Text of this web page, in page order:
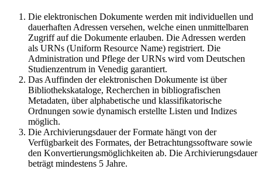
Die elektronischen Dokumente werden mit individuellen und
dauerhaften Adressen versehen, welche einen unmittelbaren
Zugriff auf die Dokumente erlauben. Die Adressen werden
als URNs (Uniform Resource Name) registriert. Die
Administration und Pflege der URNs wird vom Deutschen
Studienzentrum in Venedig garantiert.
Das Auffinden der elektronischen Dokumente ist über
Bibliothekskataloge, Recherchen in bibliografischen
Metadaten, über alphabetische und klassifikatorische
Ordnungen sowie dynamisch erstellte Listen und Indizes
möglich.
Die Archivierungsdauer der Formate hängt von der
Verfügbarkeit des Formates, der Betrachtungssoftware sowie
den Konvertierungsmöglichkeiten ab. Die Archivierungsdauer
beträgt mindestens 5 Jahre.